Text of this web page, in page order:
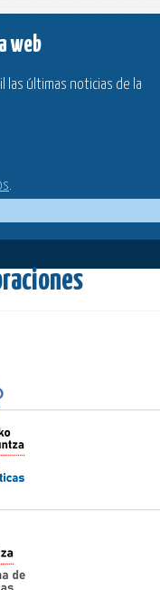
web
las últimas noticias de la
.